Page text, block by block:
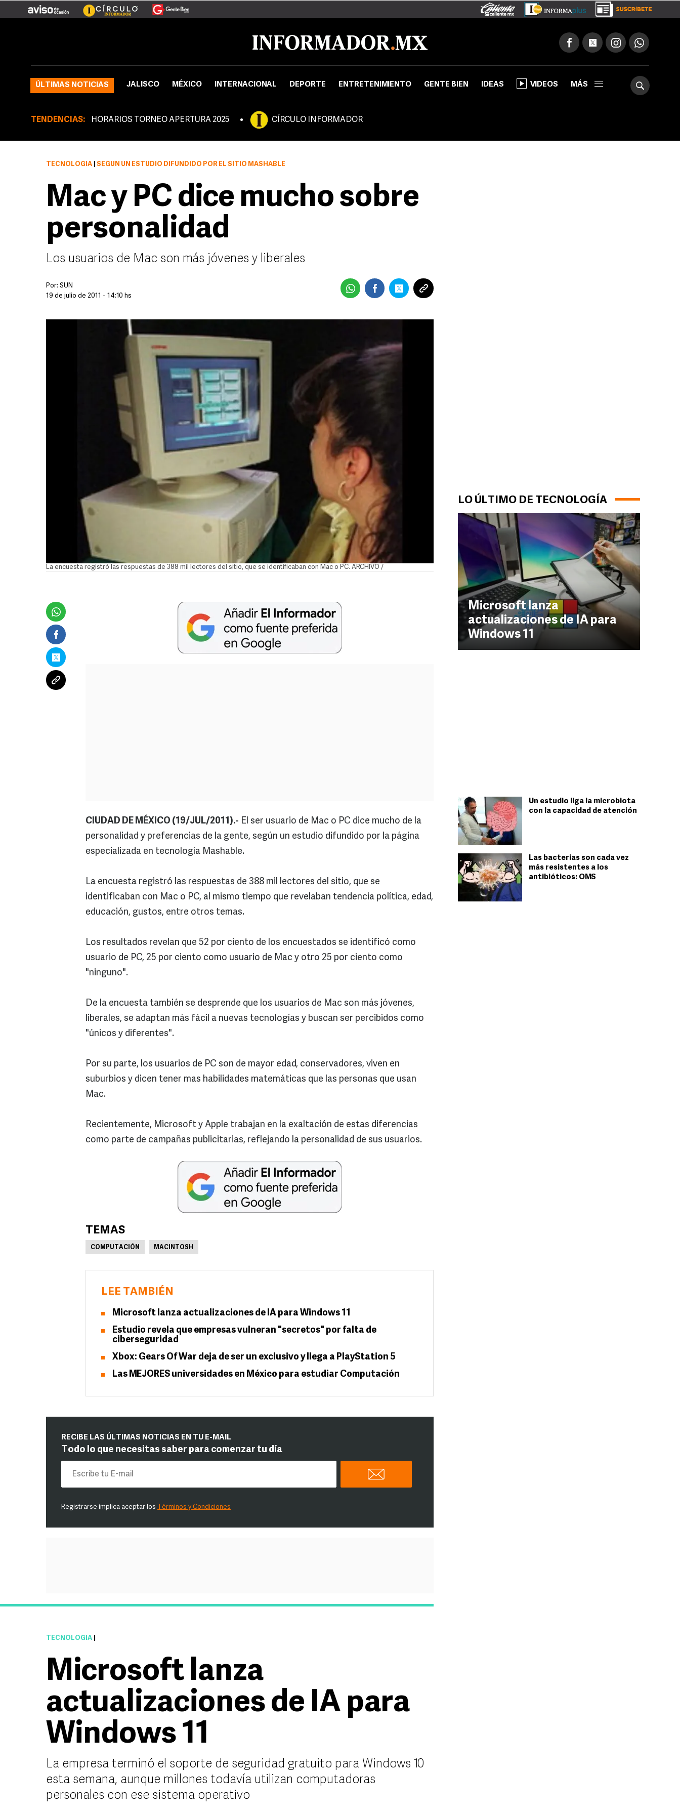
ÚLTIMAS NOTICIAS JALISCO MÉXICO INTERNACIONAL DEPORTE ENTRETENIMIENTO GENTE BIEN IDEAS VIDEOS MÁS
TENDENCIAS: HORARIOS TORNEO APERTURA 2025 CÍRCULO INFORMADOR
LO ÚLTIMO DE TECNOLOGÍA
Microsoft lanza
actualizaciones de IA para
Windows 11
Un estudio liga la microbiota
con la capacidad de atención
Las bacterias son cada vez
más resistentes a los
antibióticos: OMS
TECNOLOGÍA SEGÚN UN ESTUDIO DIFUNDIDO POR EL SITIO MASHABLE
Mac y PC dice mucho sobre
personalidad
Los usuarios de Mac son más jóvenes y liberales
Por: SUN
19 de julio de 2011 - 14:10 hs
La encuesta registró las respuestas de 388 mil lectores del sitio, que se identificaban con Mac o PC. ARCHIVO /
CIUDAD DE MÉXICO (19/JUL/2011).- El ser usuario de Mac o PC dice mucho de la
personalidad y preferencias de la gente, según un estudio difundido por la página
especializada en tecnología Mashable.
La encuesta registró las respuestas de 388 mil lectores del sitio, que se
identificaban con Mac o PC, al mismo tiempo que revelaban tendencia política, edad,
educación, gustos, entre otros temas.
Los resultados revelan que 52 por ciento de los encuestados se identificó como
usuario de PC, 25 por ciento como usuario de Mac y otro 25 por ciento como
"ninguno".
De la encuesta también se desprende que los usuarios de Mac son más jóvenes,
liberales, se adaptan más fácil a nuevas tecnologías y buscan ser percibidos como
"únicos y diferentes".
Por su parte, los usuarios de PC son de mayor edad, conservadores, viven en
suburbios y dicen tener mas habilidades matemáticas que las personas que usan
Mac.
Recientemente, Microsoft y Apple trabajan en la exaltación de estas diferencias
como parte de campañas publicitarias, reflejando la personalidad de sus usuarios.
TEMAS
COMPUTACIÓN MACINTOSH
LEE TAMBIÉN
Microsoft lanza actualizaciones de IA para Windows 11
Estudio revela que empresas vulneran "secretos" por falta de
ciberseguridad
Xbox: Gears Of War deja de ser un exclusivo y llega a PlayStation 5
Las MEJORES universidades en México para estudiar Computación
RECIBE LAS ÚLTIMAS NOTICIAS EN TU E-MAIL
Todo lo que necesitas saber para comenzar tu día
Registrarse implica aceptar los Términos y Condiciones
TECNOLOGÍA
Microsoft lanza
actualizaciones de IA para
Windows 11
La empresa terminó el soporte de seguridad gratuito para Windows 10
esta semana, aunque millones todavía utilizan computadoras
personales con ese sistema operativo